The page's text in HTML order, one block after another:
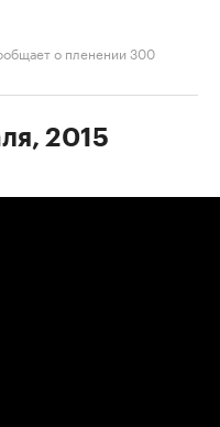
о пленении 300
2015